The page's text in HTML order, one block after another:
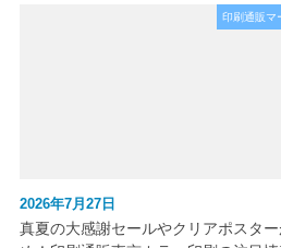
印刷通販マ
2026年7月27日
真夏の大感謝セールやクリアポスタ